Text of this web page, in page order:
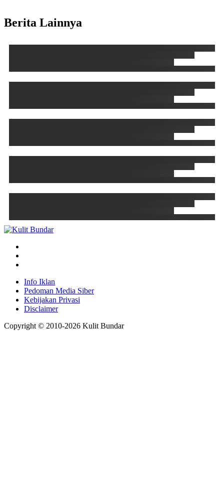
Berita Lainnya
Info Iklan
Pedoman Media Siber
Kebijakan Privasi
Disclaimer
Copyright © 2010-2026 Kulit Bundar